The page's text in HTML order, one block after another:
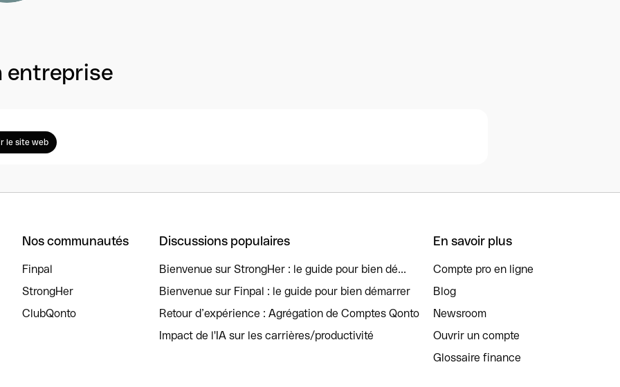
entreprise
le site web
Nos communautés
Finpal
StrongHer
ClubQonto
Discussions populaires
Bienvenue sur StrongHer : le guide pour bien dé...
Bienvenue sur Finpal : le guide pour bien démarrer
Retour d’expérience : Agrégation de Comptes Qonto
Impact de l'IA sur les carrières/productivité
En savoir plus
Compte pro en ligne
Blog
Newsroom
Ouvrir un compte
Glossaire finance